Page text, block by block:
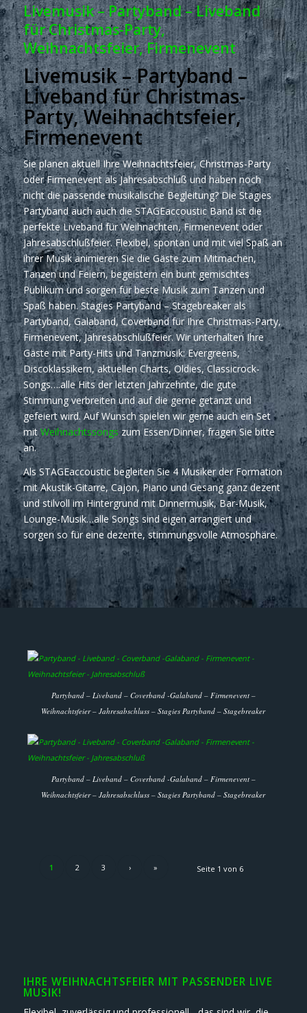
Livemusik – Partyband – Liveband
für Christmas-Party,
Weihnachtsfeier, Firmenevent
Livemusik – Partyband –
Liveband für Christmas-
Party, Weihnachtsfeier,
Firmenevent
Sie planen aktuell Ihre Weihnachtsfeier, Christmas-Party
oder Firmenevent als Jahresabschluß und haben noch
nicht die passende musikalische Begleitung? Die Stagies
Partyband auch auch die STAGEaccoustic Band ist die
perfekte Liveband für Weihnachten, Firmenevent oder
Jahresabschlußfeier. Flexibel, spontan und mit viel Spaß an
ihrer Musik animieren Sie die Gäste zum Mitmachen,
Tanzen und Feiern, begeistern ein bunt gemischtes
Publikum und sorgen für beste Musik zum Tanzen und
Spaß haben. Stagies Partyband – Stagebreaker als
Partyband, Galaband, Coverband für Ihre Christmas-Party,
Firmenevent, Jahresabschlußfeier. Wir unterhalten Ihre
Gäste mit Party-Hits und Tanzmusik: Evergreens,
Discoklassikern, aktuellen Charts, Oldies, Classicrock-
Songs….alle Hits der letzten Jahrzehnte, die gute
Stimmung verbreiten und auf die gerne getanzt und
gefeiert wird. Auf Wunsch spielen wir gerne auch ein Set
mitWeihnachtssongszum Essen/Dinner, fragen Sie bitte
an.
Als STAGEaccoustic begleiten Sie 4 Musiker der Formation
mit Akustik-Gitarre, Cajon, Piano und Gesang ganz dezent
und stilvoll im Hintergrund mit Dinnermusik, Bar-Musik,
Lounge-Musik…alle Songs sind eigen arrangiert und
sorgen so für eine dezente, stimmungsvolle Atmosphäre.
Partyband – Liveband – Coverband -Galaband – Firmenevent –
Weihnachtsfeier – Jahresabschluss – Stagies Partyband – Stagebreaker
Partyband – Liveband – Coverband -Galaband – Firmenevent –
Weihnachtsfeier – Jahresabschluss – Stagies Partyband – Stagebreaker
Seite 1 von 6
1 2 3 › »
IHRE WEIHNACHTSFEIER MIT PASSENDER LIVE
MUSIK!